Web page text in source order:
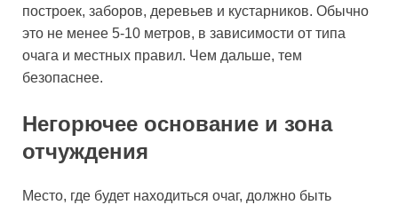
построек, заборов, деревьев и кустарников. Обычно
это не менее 5-10 метров, в зависимости от типа
очага и местных правил. Чем дальше, тем
безопаснее.
Негорючее основание и зона
отчуждения
Место, где будет находиться очаг, должно быть